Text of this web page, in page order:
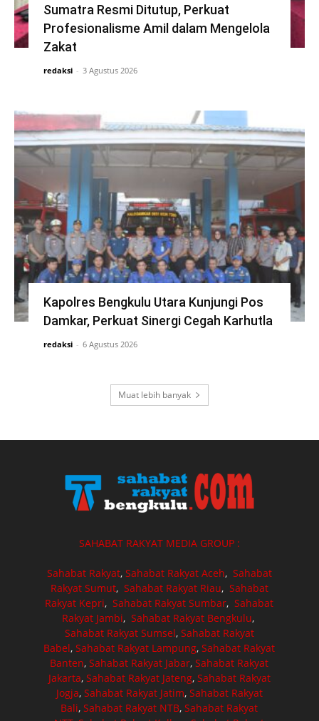
Sumatra Resmi Ditutup, Perkuat
Profesionalisme Amil dalam Mengelola
Zakat
redaksi - 3 Agustus 2026
Kapolres Bengkulu Utara Kunjungi Pos
Damkar, Perkuat Sinergi Cegah Karhutla
redaksi - 6 Agustus 2026
Muat lebih banyak
SAHABAT RAKYAT MEDIA GROUP :
Sahabat Rakyat, Sahabat Rakyat Aceh, Sahabat
Rakyat Sumut, Sahabat Rakyat Riau, Sahabat
Rakyat Kepri,Sahabat Rakyat Sumbar,Sahabat
Rakyat Jambi, Sahabat Rakyat Bengkulu,
Sahabat Rakyat Sumsel, Sahabat Rakyat
Babel,Sahabat Rakyat Lampung,Sahabat Rakyat
Banten,Sahabat Rakyat Jabar,Sahabat Rakyat
Jakarta, Sahabat Rakyat Jateng, Sahabat Rakyat
Jogja, Sahabat Rakyat Jatim, Sahabat Rakyat
Bali,Sahabat Rakyat NTB,Sahabat Rakyat